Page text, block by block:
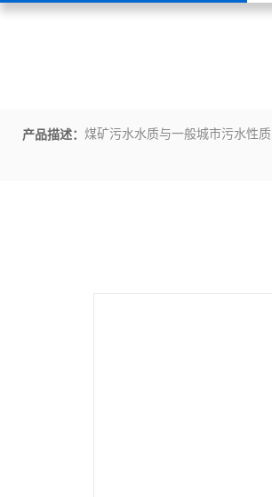
产品描述： 煤矿污水水质与一般城市污水性